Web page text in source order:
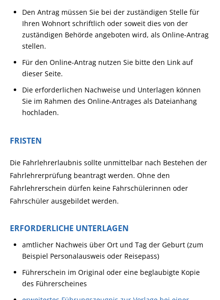
Den Antrag müssen Sie bei der zuständigen Stelle für
Ihren Wohnort schriftlich oder soweit dies von der
zuständigen Behörde angeboten wird, als Online-Antrag
stellen.
Für den Online-Antrag nutzen Sie bitte den Link auf
dieser Seite.
Die erforderlichen Nachweise und Unterlagen können
Sie im Rahmen des Online-Antrages als Dateianhang
hochladen.
FRISTEN
Die Fahrlehrerlaubnis sollte unmittelbar nach Bestehen der
Fahrlehrerprüfung beantragt werden. Ohne den
Fahrlehrerschein dürfen keine Fahrschülerinnen oder
Fahrschüler ausgebildet werden.
ERFORDERLICHE UNTERLAGEN
amtlicher Nachweis über Ort und Tag der Geburt (zum
Beispiel Personalausweis oder Reisepass)
Führerschein im Original oder eine beglaubigte Kopie
des Führerscheines